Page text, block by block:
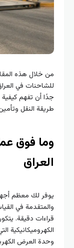
من خلال هذه
للشاحنات في
جدًا أن تفهم
طريقة النقل
وما فوق
العراق
يوفر لك معظم
والمتقدمة في
قراءات دقيقة.
الكهروميكانيكية
وحدة العرض